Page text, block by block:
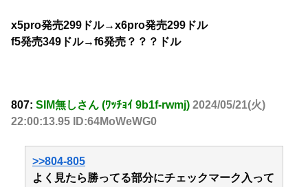
x5pro発売299ドル→x6pro発売299ドル
f5発売349ドル→f6発売？？？ドル
807: SIM無しさん (ﾜｯﾁｮｲ 9b1f-rwmj) 2024/05/21(火)
22:00:13.95 ID:64MoWeWG0
>>804-805
よく見たら勝ってる部分にチェックマーク入って